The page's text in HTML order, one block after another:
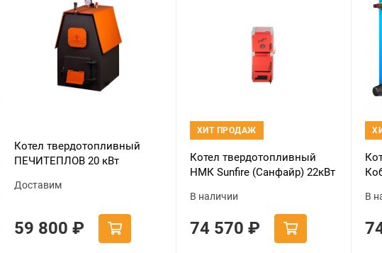
Котел твердотопливный
ПЕЧИТЕПЛОВ 20 кВт
Доставим
59 800 ₽
ХИТ ПРОДАЖ
Котел твердотопливный
НМК Sunfire (Санфайр) 22кВт
В наличии
74 570 ₽
В